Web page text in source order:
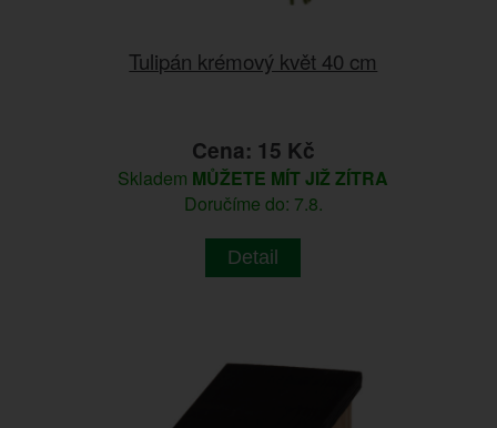
Tulipán krémový květ 40 cm
Cena: 15 Kč
Skladem MŮŽETE MÍT JIŽ ZÍTRA
Doručíme do: 7.8.
Detail